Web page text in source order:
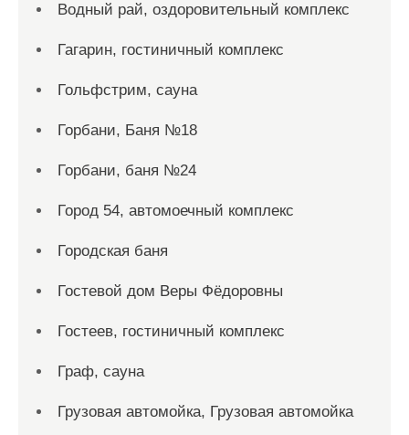
Водный рай, оздоровительный комплекс
Гагарин, гостиничный комплекс
Гольфстрим, сауна
Горбани, Баня №18
Горбани, баня №24
Город 54, автомоечный комплекс
Городская баня
Гостевой дом Веры Фёдоровны
Гостеев, гостиничный комплекс
Граф, сауна
Грузовая автомойка, Грузовая автомойка